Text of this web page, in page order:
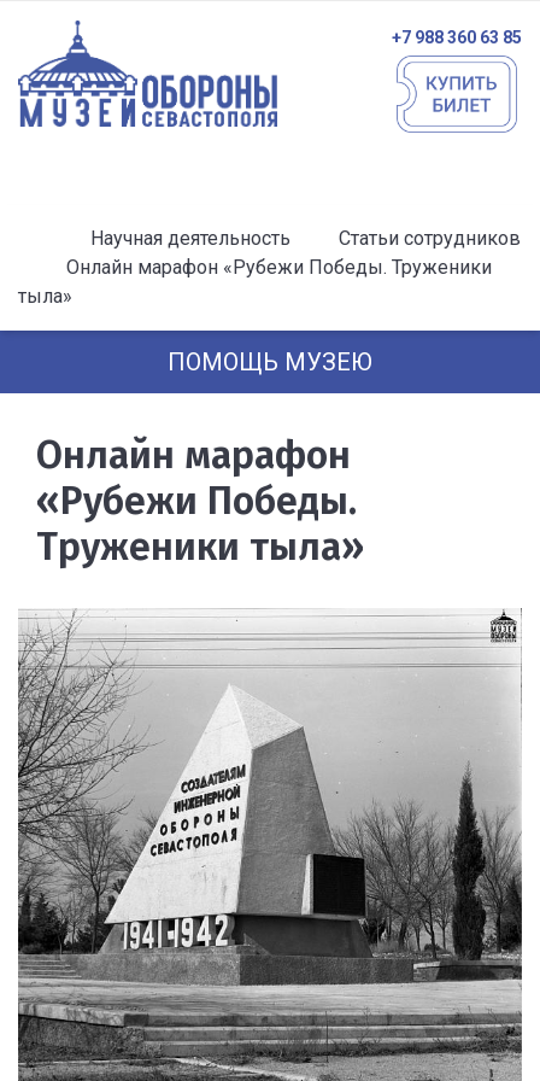
+7 988 360 63 85
Научная деятельность
Статьи сотрудников
Онлайн марафон «Рубежи Победы. Труженики
тыла»
ПОМОЩЬ МУЗЕЮ
Онлайн марафон
«Рубежи Победы.
Труженики тыла»